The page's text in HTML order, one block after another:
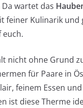
wartet das
feiner Kulinarik und
euch.
nicht ohne Grund
für Paare in
feinem Essen
ist diese Therme